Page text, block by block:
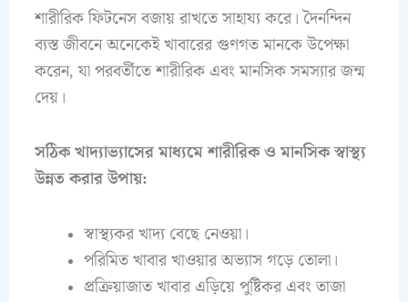
শারীরিক ফিটনেস বজায় রাখতে সাহায্য করে। দৈনন্দিন
ব্যস্ত জীবনে অনেকেই খাবারের গুণগত মানকে উপেক্ষা
করেন, যা পরবর্তীতে শারীরিক এবং মানসিক সমস্যার জন্ম
দেয়।
সঠিক খাদ্যাভ্যাসের মাধ্যমে শারীরিক ও মানসিক স্বাস্থ্য
উন্নত করার উপায়:
স্বাস্থ্যকর খাদ্য বেছে নেওয়া।
পরিমিত খাবার খাওয়ার অভ্যাস গড়ে তোলা।
প্রক্রিয়াজাত খাবার এড়িয়ে পুষ্টিকর এবং তাজা